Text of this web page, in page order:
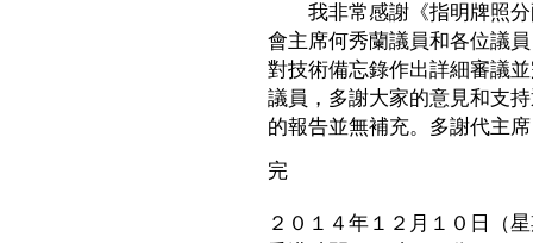
我非常感謝《指明牌照分
會主席何秀蘭議員和各位議
對技術備忘錄作出詳細審議
議員，多謝大家的意見和支
的報告並無補充。多謝代主
完
２０１４年１２月１０日（